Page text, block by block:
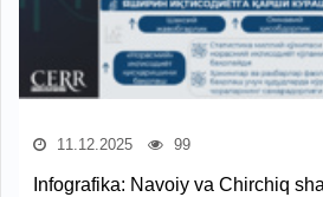
11.12.2025 99
Infografika: Navoiy va Chirchiq